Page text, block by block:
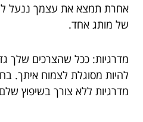
אחרת תמצא את עצמך ננעל
של מותג אחד.
מדרגיות: ככל שהצרכים שלך
להיות מסוגלת לצמוח איתך.
מדרגיות ללא צורך בשיפוץ